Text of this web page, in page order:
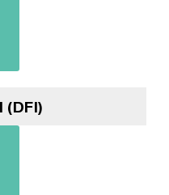
(DFI)